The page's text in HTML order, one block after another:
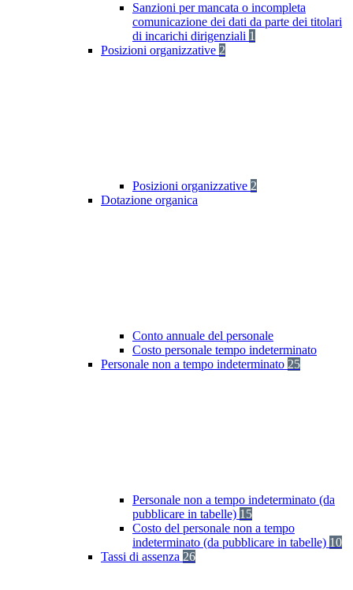
Sanzioni per mancata o incompleta
comunicazione dei dati da parte dei titolari
di incarichi dirigenziali 1
Posizioni organizzative 2
Posizioni organizzative 2
Dotazione organica
Conto annuale del personale
Costo personale tempo indeterminato
Personale non a tempo indeterminato 25
Personale non a tempo indeterminato (da
pubblicare in tabelle) 15
Costo del personale non a tempo
indeterminato (da pubblicare in tabelle) 10
Tassi di assenza 26